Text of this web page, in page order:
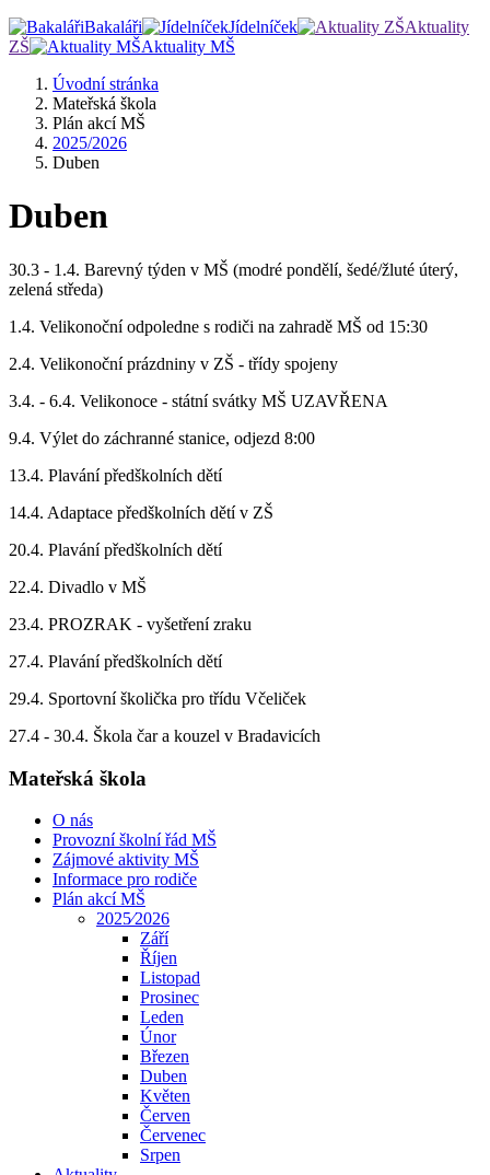
Bakaláři
Jídelníček
Aktuality
ZŠ
Aktuality MŠ
Úvodní stránka
Mateřská škola
Plán akcí MŠ
2025/2026
Duben
Duben
30.3 - 1.4. Barevný týden v MŠ (modré pondělí, šedé/žluté úterý,
zelená středa)
1.4. Velikonoční odpoledne s rodiči na zahradě MŠ od 15:30
2.4. Velikonoční prázdniny v ZŠ - třídy spojeny
3.4. - 6.4. Velikonoce - státní svátky MŠ UZAVŘENA
9.4. Výlet do záchranné stanice, odjezd 8:00
13.4. Plavání předškolních dětí
14.4. Adaptace předškolních dětí v ZŠ
20.4. Plavání předškolních dětí
22.4. Divadlo v MŠ
23.4. PROZRAK - vyšetření zraku
27.4. Plavání předškolních dětí
29.4. Sportovní školička pro třídu Včeliček
27.4 - 30.4. Škola čar a kouzel v Bradavicích
Mateřská škola
O nás
Provozní školní řád MŠ
Zájmové aktivity MŠ
Informace pro rodiče
Plán akcí MŠ
2025⁄2026
Září
Říjen
Listopad
Prosinec
Leden
Únor
Březen
Duben
Květen
Červen
Červenec
Srpen